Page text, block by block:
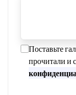
Поставьте
прочитали и